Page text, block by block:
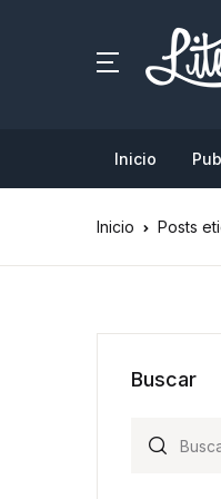
Inicio
Inicio Posts
Buscar